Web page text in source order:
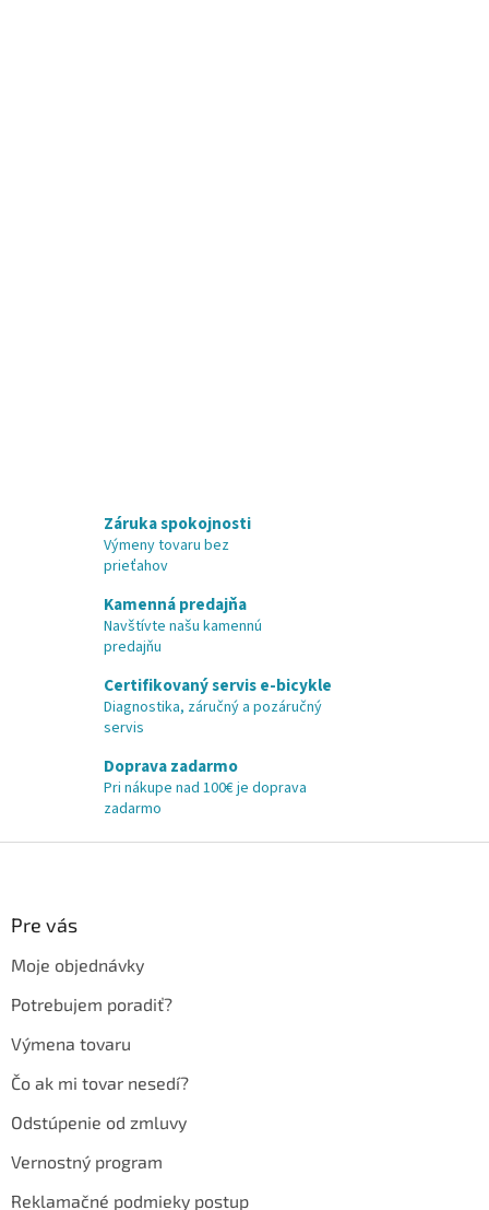
Záruka spokojnosti
Výmeny tovaru bez
prieťahov
Kamenná predajňa
Navštívte našu kamennú
predajňu
Certifikovaný servis e-bicykle
Diagnostika, záručný a pozáručný
servis
Doprava zadarmo
Pri nákupe nad 100€ je doprava
zadarmo
Pre vás
Moje objednávky
Potrebujem poradiť?
Výmena tovaru
Čo ak mi tovar nesedí?
Odstúpenie od zmluvy
Vernostný program
Reklamačné podmieky postup